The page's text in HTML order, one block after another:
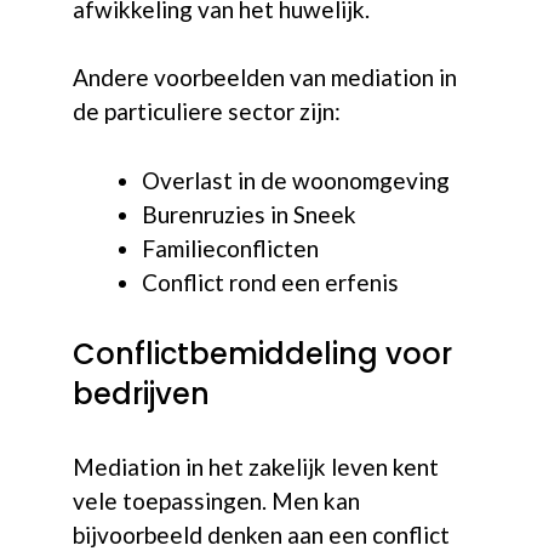
afwikkeling van het huwelijk.
Andere voorbeelden van mediation in
de particuliere sector zijn:
Overlast in de woonomgeving
Burenruzies in Sneek
Familieconflicten
Conflict rond een erfenis
Conflictbemiddeling voor
bedrijven
Mediation in het zakelijk leven kent
vele toepassingen. Men kan
bijvoorbeeld denken aan een conflict